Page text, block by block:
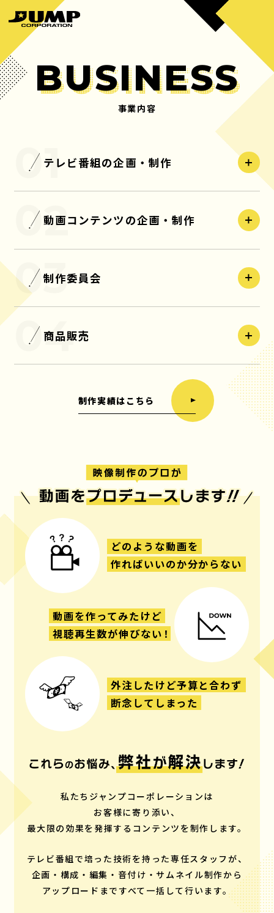
PRODUCTS
MANAGEMENT RECRUIT
BLOG
ブログ
BUSINESS
事業内容
テレビ番組の企画・制作
動画コンテンツの企画・制作
制作委員会
商品販売
制作実績はこちら
どのような動画を
作ればいいのか分からない
動画を作ってみたけど
視聴再生数が伸びない！
外注したけど予算と合わず
断念してしまった
私たちジャンプコーポレーションは
お客様に寄り添い、
最大限の効果を発揮するコンテンツを制作します。
テレビ番組で培った技術を持った専任スタッフが、
企画・構成・編集・音付け・サムネイル制作から
アップロードまですべて一括して行います。